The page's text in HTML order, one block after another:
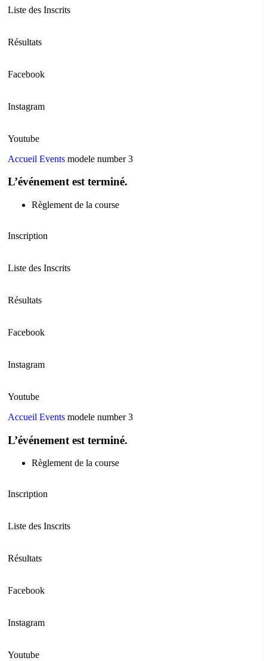
Liste des Inscrits
Résultats
Facebook
Instagram
Youtube
Accueil Events modele number 3
L’événement est terminé.
Règlement de la course
Inscription
Liste des Inscrits
Résultats
Facebook
Instagram
Youtube
Accueil Events modele number 3
L’événement est terminé.
Règlement de la course
Inscription
Liste des Inscrits
Résultats
Facebook
Instagram
Youtube